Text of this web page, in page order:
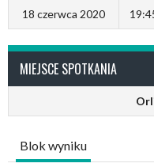
18 czerwca 2020
MIEJSCE SPOTKANIA
Blok wyniku